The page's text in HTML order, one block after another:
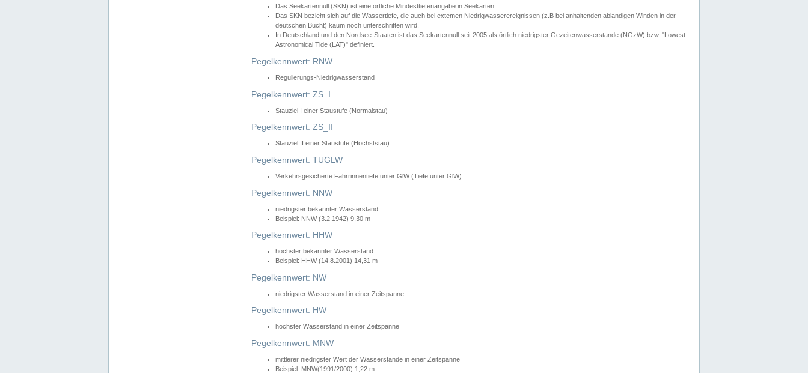
Das Seekartennull (SKN) ist eine örtliche Mindesttiefenangabe in Seekarten.
Das SKN bezieht sich auf die Wassertiefe, die auch bei extemen Niedrigwasserereignissen (z.B bei anhaltenden ablandigen Winden in der
deutschen Bucht) kaum noch unterschritten wird.
In Deutschland und den Nordsee-Staaten ist das Seekartennull seit 2005 als örtlich niedrigster Gezeitenwasserstande (NGzW) bzw. "Lowest
Astronomical Tide (LAT)" definiert.
Pegelkennwert: RNW
Regulierungs-Niedrigwasserstand
Pegelkennwert: ZS_I
Stauziel I einer Staustufe (Normalstau)
Pegelkennwert: ZS_II
Stauziel II einer Staustufe (Höchststau)
Pegelkennwert: TUGLW
Verkehrsgesicherte Fahrrinnentiefe unter GlW (Tiefe unter GlW)
Pegelkennwert: NNW
niedrigster bekannter Wasserstand
Beispiel: NNW (3.2.1942) 9,30 m
Pegelkennwert: HHW
höchster bekannter Wasserstand
Beispiel: HHW (14.8.2001) 14,31 m
Pegelkennwert: NW
niedrigster Wasserstand in einer Zeitspanne
Pegelkennwert: HW
höchster Wasserstand in einer Zeitspanne
Pegelkennwert: MNW
mittlerer niedrigster Wert der Wasserstände in einer Zeitspanne
Beispiel: MNW(1991/2000) 1,22 m